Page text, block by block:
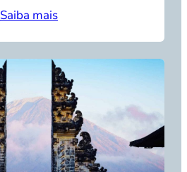
Saiba mais